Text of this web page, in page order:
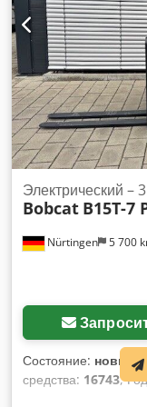
Nürtingen 5 700
Электрический –
Bobcat B15T-7
Состояние: новый,
средства: 16743,